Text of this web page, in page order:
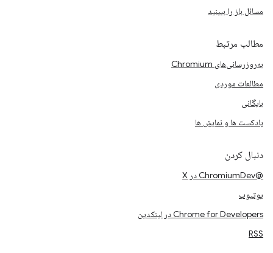
مسائل باز را ببینید
مطالب مرتبط
به‌روزرسانی‌های Chromium
مطالعات موردی
بایگانی
پادکست ها و نمایش ها
دنبال کردن
@ChromiumDev در X
یوتیوب
Chrome for Developers در لینکدین
RSS